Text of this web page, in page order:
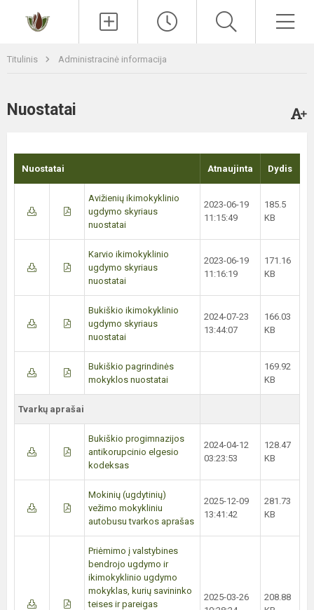
Titulinis Administracinė informacija
Nuostatai
Nuostatai Atnaujinta Dydis
Avižienių ikimokyklinio
ugdymo skyriaus
nuostatai
2023-06-19
11:15:49
185.5
KB
Karvio ikimokyklinio
ugdymo skyriaus
nuostatai
2023-06-19
11:16:19
171.16
KB
Bukiškio ikimokyklinio
ugdymo skyriaus
nuostatai
2024-07-23
13:44:07
166.03
KB
Bukiškio pagrindinės
mokyklos nuostatai
169.92
KB
Tvarkų aprašai
Bukiškio progimnazijos
antikorupcinio elgesio
kodeksas
2024-04-12
03:23:53
128.47
KB
Mokinių (ugdytinių)
vežimo mokykliniu
autobusu tvarkos aprašas
2025-12-09
13:41:42
281.73
KB
Priėmimo į valstybines
bendrojo ugdymo ir
ikimokyklinio ugdymo
mokyklas, kurių savininko
teises ir pareigas
2025-03-26
208.88